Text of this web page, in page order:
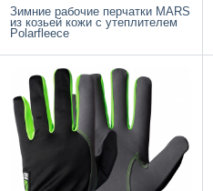
Зимние рабочие перчатки MARS
из козьей кожи с утеплителем
Polarfleece